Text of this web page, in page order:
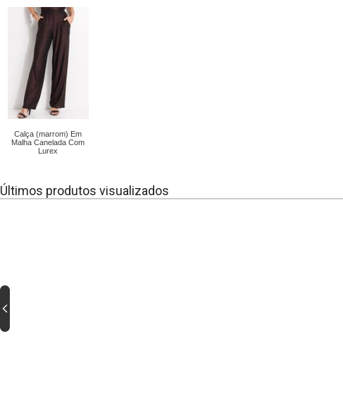
Calça (marrom) Em
Malha Canelada Com
Lurex
Últimos produtos visualizados